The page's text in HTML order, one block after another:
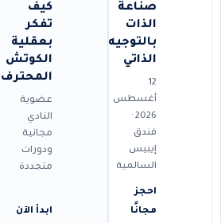
صناعة
الذات
بالتوجيه
الذاتي
12
أغسطس
2026 ·
فندق
إيبيس
السالمية
احجز
مجانًا
كيف
تفكر
بعقلية
الكوتش
المحترف
عضوية
النادي
مجانية
ودورات
متجددة
ابدأ الآن